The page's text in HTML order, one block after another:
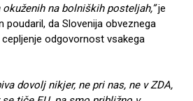
na bolniških posteljah,”je
poudaril, da Slovenija obveznega
cepljenje odgovornost vsakega
dovolj nikjer, ne pri nas, ne v ZDA,